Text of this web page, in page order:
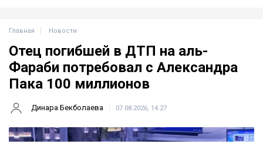
Главная Новости
Отец погибшей в ДТП на аль-
Фараби потребовал с Александра
Пака 100 миллионов
Динара Бекболаева 07.08.2026, 14:27